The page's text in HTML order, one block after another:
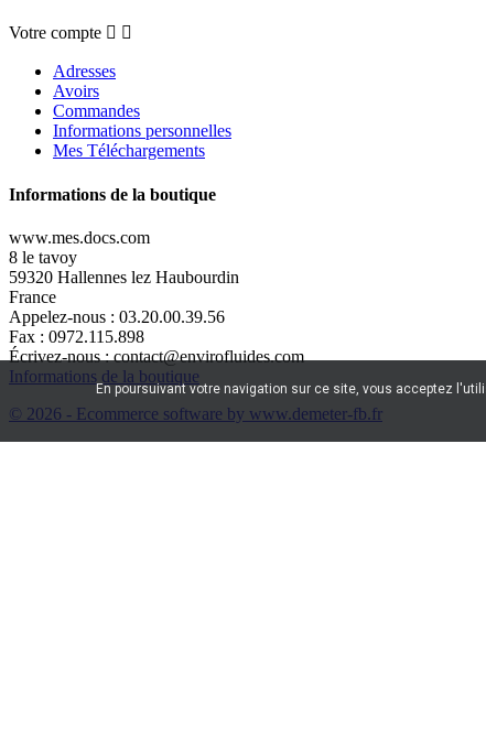
Votre compte  
Adresses
Avoirs
Commandes
Informations personnelles
Mes Téléchargements
Informations de la boutique
www.mes.docs.com
8 le tavoy
59320 Hallennes lez Haubourdin
France
Appelez-nous : 03.20.00.39.56
Fax : 0972.115.898
Écrivez-nous :contact@envirofluides.com
Informations de la boutique
© 2026 - Ecommerce software by www.demeter-fb.fr
En poursuivant votre navigation sur ce site, vous acceptez